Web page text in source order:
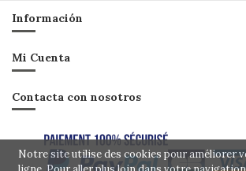
Información
Mi Cuenta
Contacta con nosotros
Notre site utilise des cookies pour améliorer